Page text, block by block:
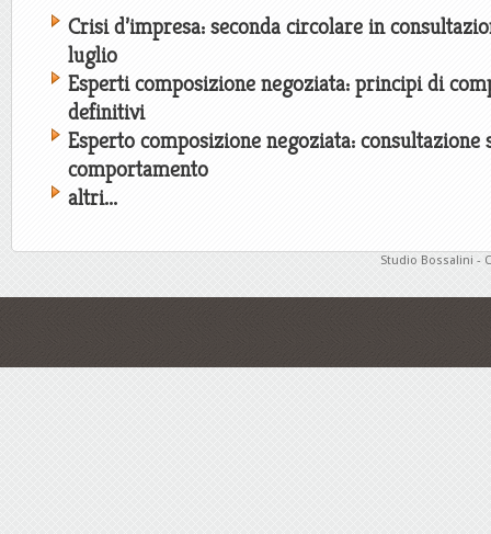
Crisi d’impresa: seconda circolare in
luglio
Esperti composizione negoziata: principi di
definitivi
Esperto composizione negoziata:
comportamento
altri...
Studio Bossalini -